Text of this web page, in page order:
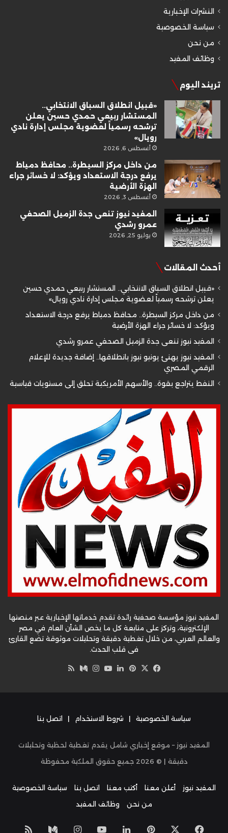
النشرات الإخبارية
سياسة الخصوصية
من نحن
وظائف المفيد
تريند اليوم
«قبيل انطلاق السباق الانتخابي..
المستشار ربيعي حمدي حسين يعلن
ترشحه رسمياً لعضوية مجلس إدارة نادي
رويال»
أغسطس 6, 2026
من داخل مركز السيطرة.. محافظ دمياط
يرفع درجة الاستعداد ويؤكد: لا خسائر جراء
الهزة الأرضية
أغسطس 3, 2026
المفيد نيوز تنعى جدة الزميل الصحفي
عمرو رشدي
يوليو 25, 2026
أحدث المقالات
«قبيل انطلاق السباق الانتخابي.. المستشار ربيعي حمدي حسين
يعلن ترشحه رسمياً لعضوية مجلس إدارة نادي رويال»
من داخل مركز السيطرة.. محافظ دمياط يرفع درجة الاستعداد
ويؤكد: لا خسائر جراء الهزة الأرضية
المفيد نيوز تنعى جدة الزميل الصحفي عمرو رشدي
المفيد نيوز يهنئ يونيو نيوز بانطلاقها.. إضافة جديدة للإعلام
الرقمي المصري
النفط يتراجع بقوة.. والأسهم الأمريكية تحلق إلى مستويات قياسية
المفيد نيوز مؤسسة صحفية رائدة تقدم خدماتها الإخبارية عبر منصتها
الإلكترونية، وتركز على متابعة كل ما يخص الشأن العام في مصر
والعالم العربي، من خلال تغطية دقيقة وتحليلات موثوقة تضع القارئ
في قلب الحدث.
فيسبوك
‫X بينتيريست
لينكدإن‫YouTube
انستقرام
وسط
سياسة الخصوصية | شروط الاستخدام | اتصل بنا
المفيد نيوز – موقع إخباري شامل يقدم تغطية لحظية وتحليلات
دقيقة | © 2026 جميع حقوق الملكية محفوظة
المفيد نيوز أعلن معنا أكتب معنا اتصل بنا
سياسة الخصوصية
من نحن
وظائف المفيد
فيسبوك بينتيريست
لينكدإن‫YouTube
انستقراموسط